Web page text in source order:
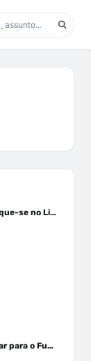
Autoridade Digital - Destaque-se no Linkedin
Nova Era - Como se Preparar para o Futuro